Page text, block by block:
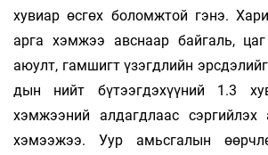
хувиар өсгөх боломжтой гэнэ.
арга хэмжээ авс­наар байгаль,
аюулт, гам­шигт үзэгдлийн
дын нийт бүтээгдэхүүний 1.3
хэмжээний алдагдлаас сэр­гийлэх
хэмээжээ. Уур амьс­га­лын